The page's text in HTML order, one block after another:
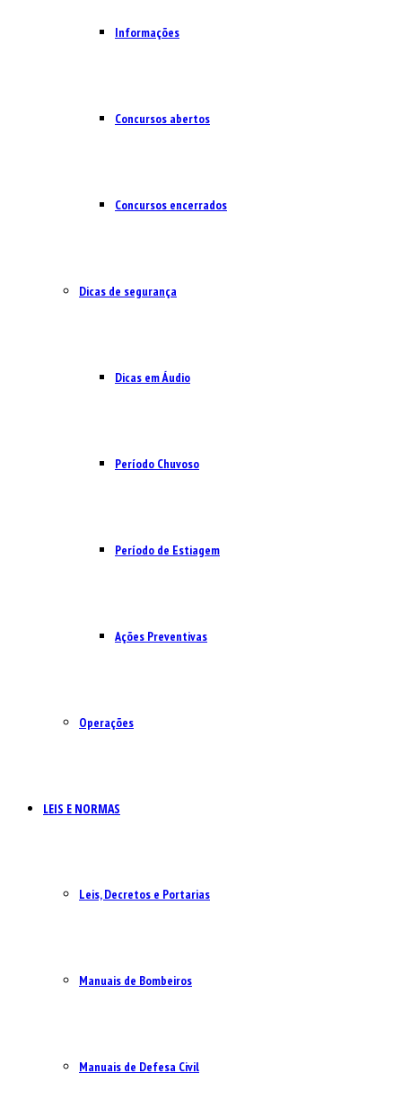
Informações
Concursos abertos
Concursos encerrados
Dicas de segurança
Dicas em Áudio
Período Chuvoso
Período de Estiagem
Ações Preventivas
Operações
LEIS E NORMAS
Leis, Decretos e Portarias
Manuais de Bombeiros
Manuais de Defesa Civil